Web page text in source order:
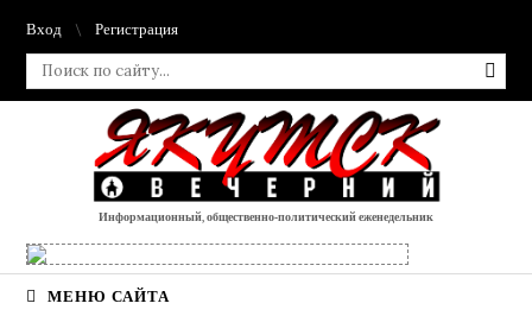
Вход Регистрация
Информационный, общественно-политический еженедельник
МЕНЮ САЙТА